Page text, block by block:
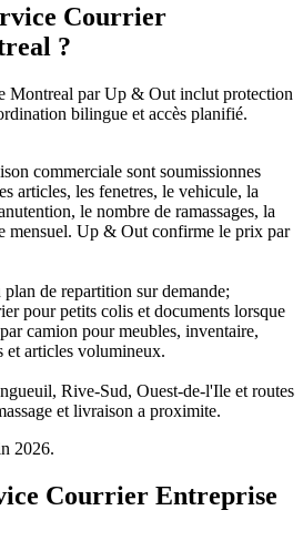
Courrier
?
Montreal par Up & Out inclut protection
bilingue et accès planifié.
commerciale sont soumissionnes
articles, les fenetres, le vehicule, la
le nombre de ramassages, la
mensuel. Up & Out confirme le prix par
de repartition sur demande;
pour petits colis et documents lorsque
camion pour meubles, inventaire,
et articles volumineux.
Rive-Sud, Ouest-de-l'Ile et routes
et livraison a proximite.
2026.
Courrier Entreprise